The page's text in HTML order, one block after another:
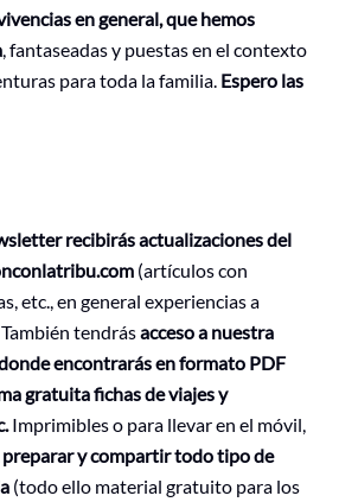
en general, que hemos
, fantaseadas y puestas en el contexto
para toda la familia. Espero las
recibirás actualizaciones del
(artículos con
etc., en general experiencias a
tendrásacceso a nuestra
encontrarás en formato PDF
gratuita fichas de viajes y
Imprimibles o para llevar en el móvil,
preparar y compartir todo tipo de
(todo ello material gratuito para los